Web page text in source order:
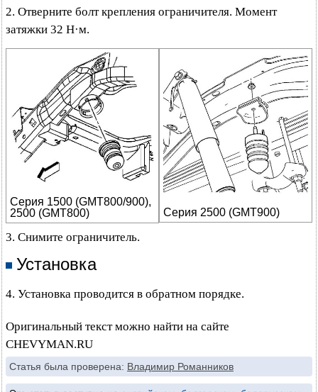
2. Отверните болт крепления ограничителя. Момент
затяжки 32 Н·м.
Серия 1500 (GMT800/900),
2500 (GMT800)
Серия 2500 (GMT900)
3. Снимите ограничитель.
Установка
4. Установка проводится в обратном порядке.
Оригинальный текст можно найти на сайте
CHEVYMAN.RU
Статья была проверена: Владимир Романников